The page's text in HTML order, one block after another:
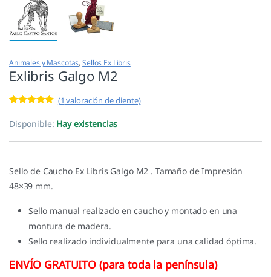
Animales y Mascotas,Sellos Ex Libris
Exlibris Galgo M2
5.00de 5 en
base a
(1 valoración de cliente)
Disponible: Hay existencias
Sello de Caucho Ex Libris Galgo M2 . Tamaño de Impresión
48×39 mm.
Sello manual realizado en caucho y montado en una
montura de madera.
Sello realizado individualmente para una calidad óptima.
ENVÍO GRATUITO (para toda la península)